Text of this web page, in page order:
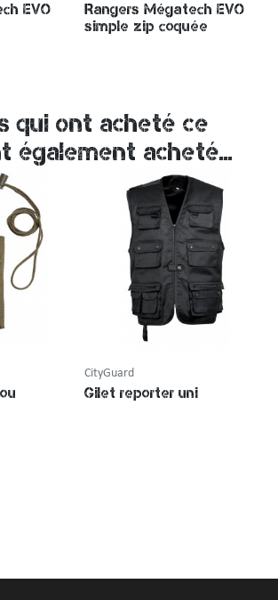
EVO
Rangers Mégatech EVO
simple zip coquée
qui ont acheté ce
également acheté...
CityGuard
Gilet reporter uni